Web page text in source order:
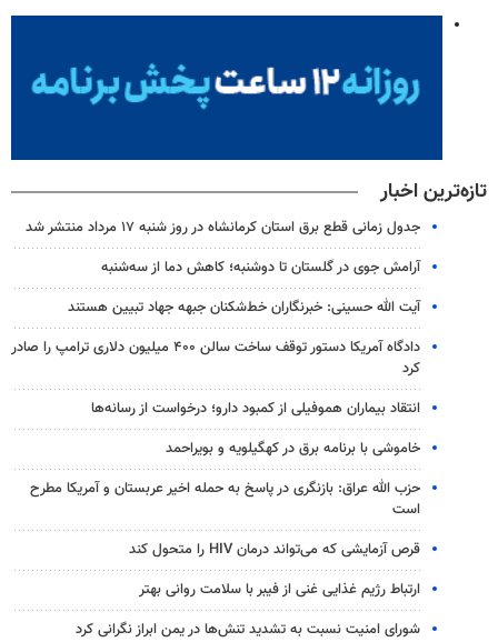
تازه‌ترین اخبار
جدول زمانی قطع برق استان کرمانشاه در روز شنبه ۱۷ مرداد منتشر شد
آرامش جوی در گلستان تا دوشنبه؛ کاهش دما از سه‌شنبه
آیت الله حسینی: خبرنگاران خط‌شکنان جبهه جهاد تبیین هستند
دادگاه آمریکا دستور توقف ساخت سالن ۴۰۰ میلیون دلاری ترامپ را صادر
کرد
انتقاد بیماران هموفیلی از کمبود دارو؛ درخواست از رسانه‌ها
خاموشی با برنامه برق در کهگیلویه و بویراحمد
حزب الله عراق: بازنگری در پاسخ به حمله اخیر عربستان و آمریکا مطرح
است
قرص آزمایشی که می‌تواند درمان HIV را متحول کند
ارتباط رژیم غذایی غنی از فیبر با سلامت روانی بهتر
شورای امنیت نسبت به تشدید تنش‌ها در یمن ابراز نگرانی کرد